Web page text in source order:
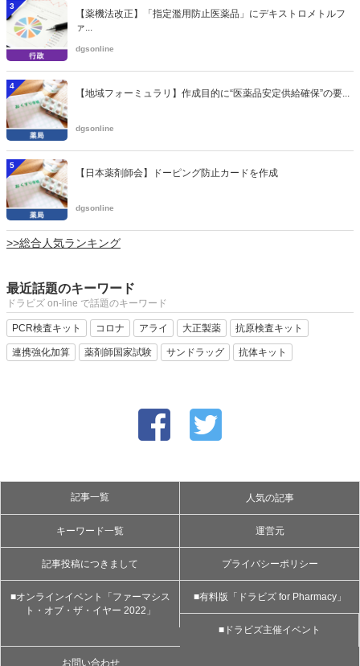
3
【薬機法改正】「指定濫用防止医薬品」にデキストロメトルフ
ァ...
dgsonline
4
【地域フォーミュラリ】作成目的に“医薬品安定供給確保”の要...
dgsonline
5
【日本薬剤師会】ドーピング防止カードを作成
dgsonline
>>総合人気ランキング
最近話題のキーワード
ドラビズ on-line で話題のキーワード
PCR検査キット コロナ アライ 大正製薬 抗原検査キット
連携強化加算 薬剤師国家試験 サンドラッグ 抗体キット
記事一覧 人気の記事
キーワード一覧 運営元
記事投稿につきまして プライバシーポリシー
■オンラインイベント「ファーマシス
ト・オブ・ザ・イヤー 2022」
■有料版「ドラビズ for Pharmacy」
■ドラビズ主催イベント
お問い合わせ